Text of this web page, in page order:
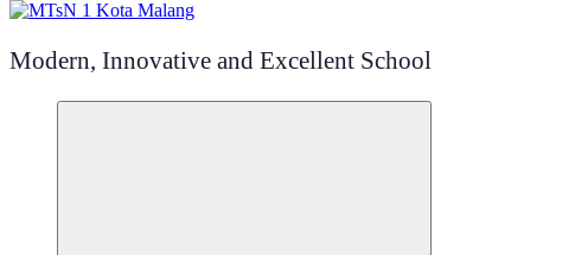
Modern, Innovative and Excellent School